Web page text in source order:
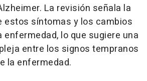
La revisión señala la
estos síntomas y los cambios
enfermedad, lo que sugiere una
entre los signos tempranos
la enfermedad.